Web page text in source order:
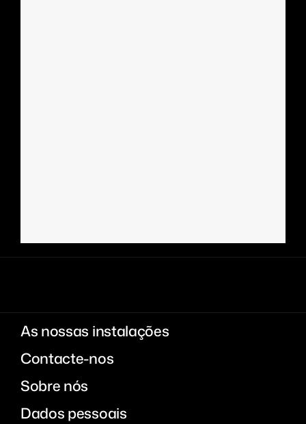
As nossas instalações
Contacte-nos
Sobre nós
Dados pessoais